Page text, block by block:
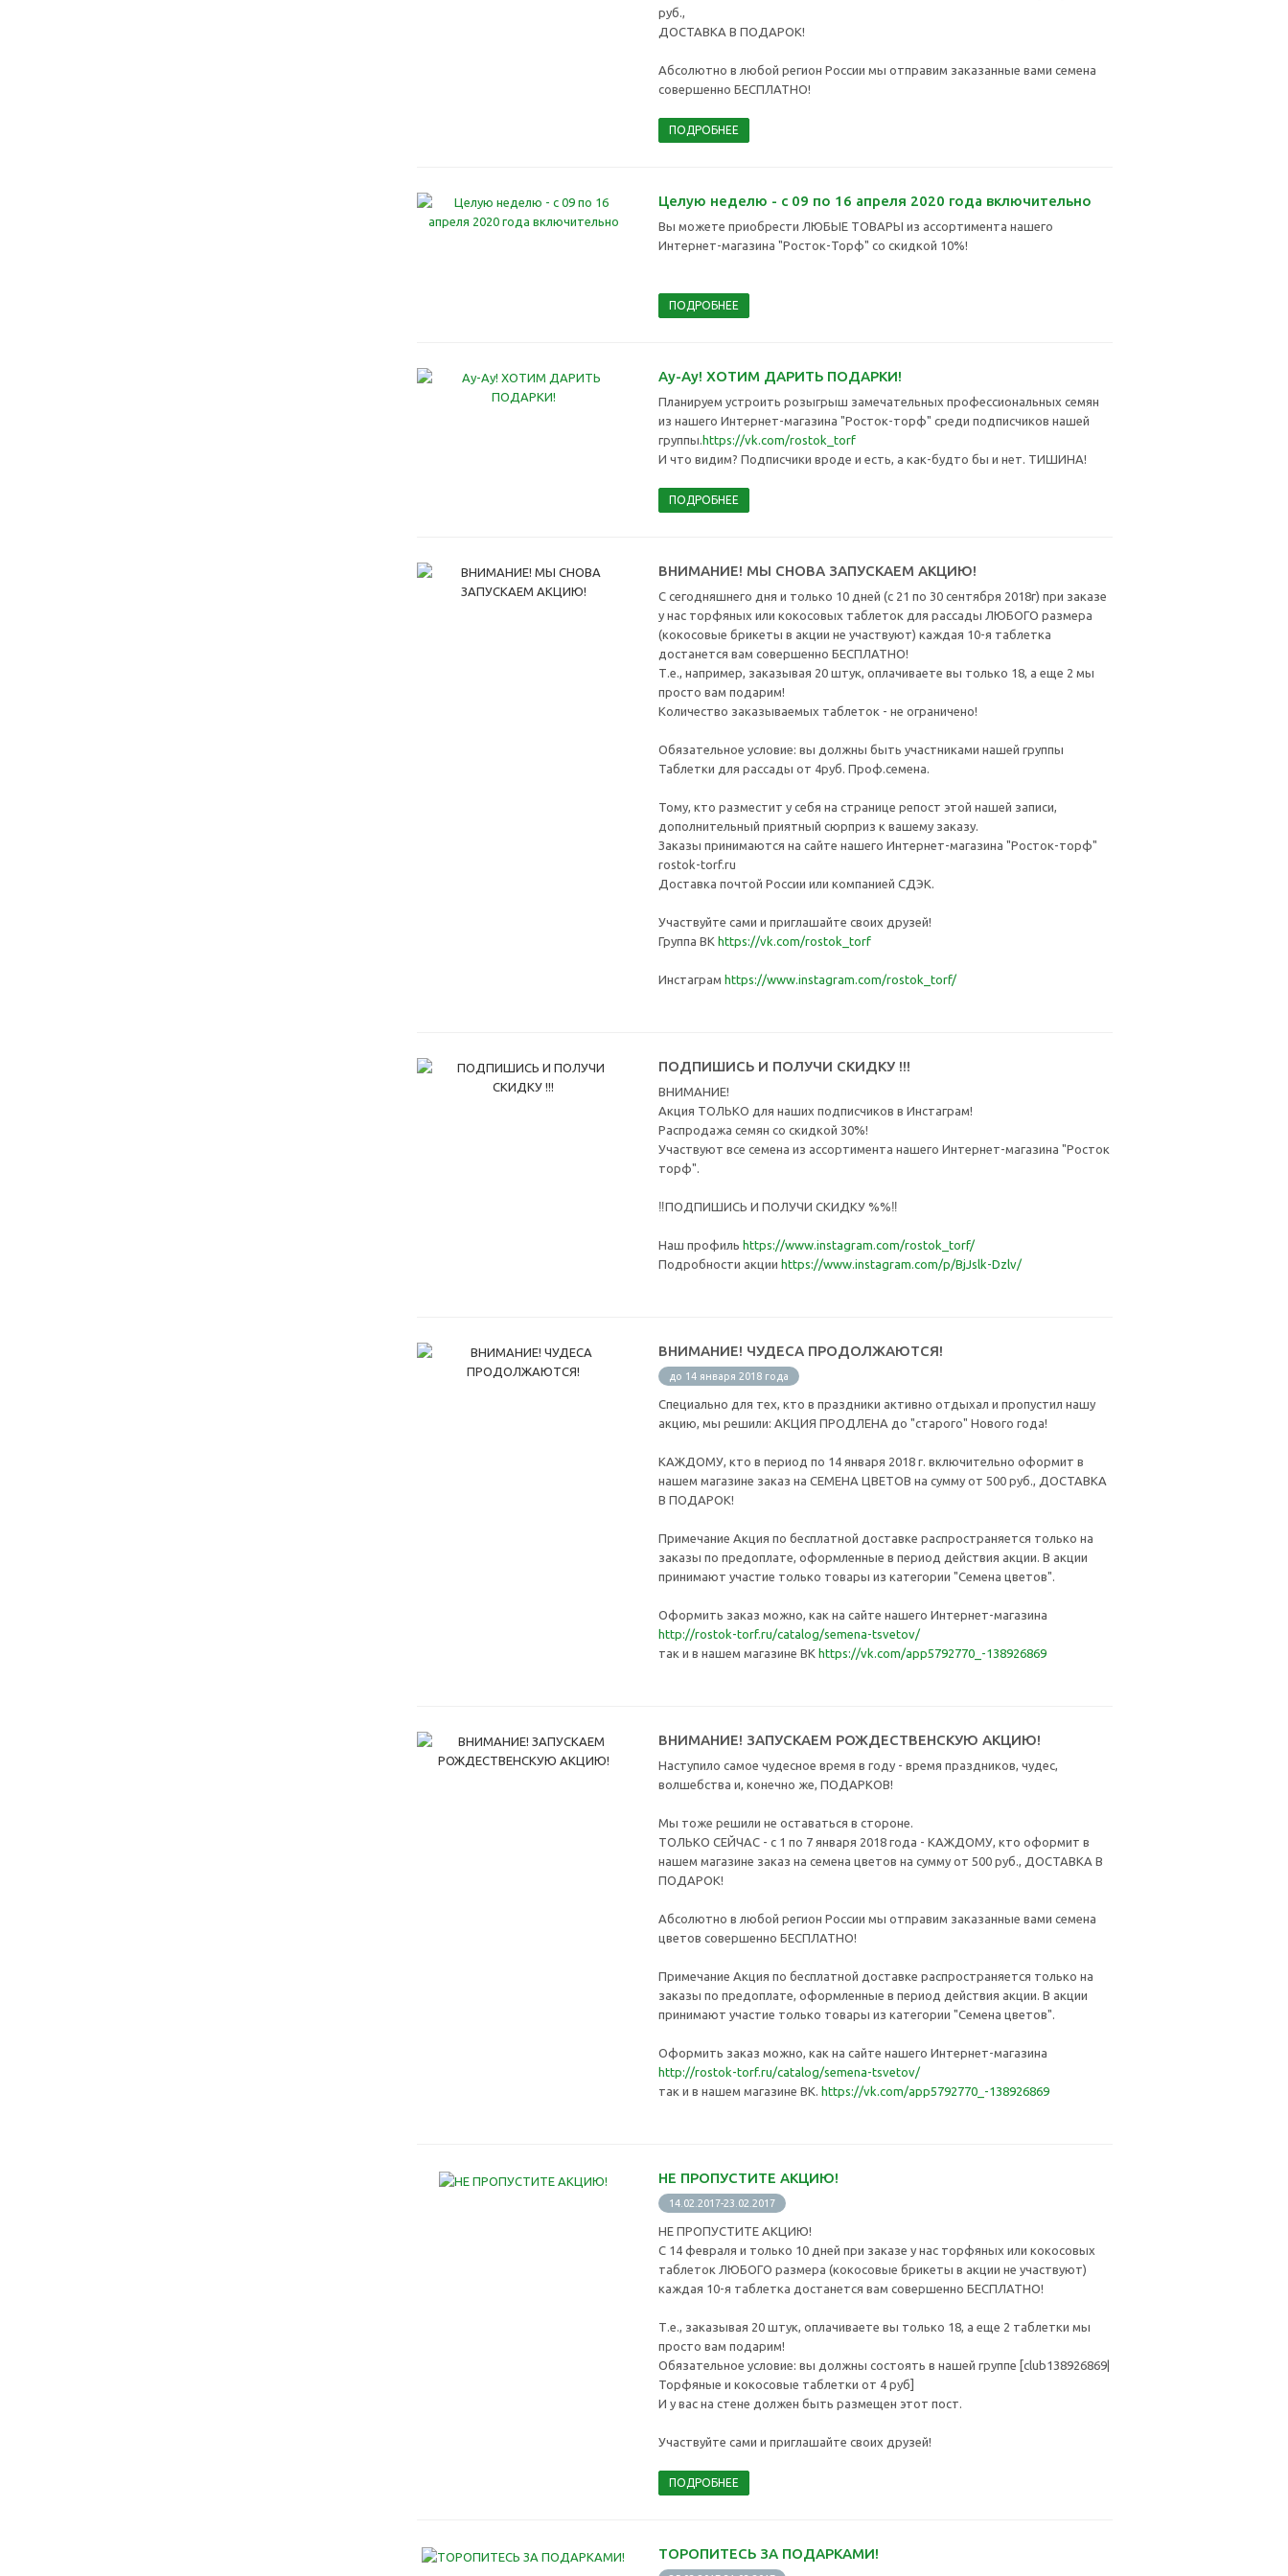
руб.,
ДОСТАВКА В ПОДАРОК!
Абсолютно в любой регион России мы отправим заказанные вами семена
совершенно БЕСПЛАТНО!
ПОДРОБНЕЕ
Целую неделю - с 09 по 16 апреля 2020 года включительно
Вы можете приобрести ЛЮБЫЕ ТОВАРЫ из ассортимента нашего
Интернет-магазина "Росток-Торф" со скидкой 10%!
ПОДРОБНЕЕ
Ау-Ау! ХОТИМ ДАРИТЬ ПОДАРКИ!
Планируем устроить розыгрыш замечательных профессиональных семян
из нашего Интернет-магазина "Росток-торф" среди подписчиков нашей
группы. https://vk.com/rostok_torf
И что видим? Подписчики вроде и есть, а как-будто бы и нет. ТИШИНА!
ПОДРОБНЕЕ
ВНИМАНИЕ! МЫ СНОВА ЗАПУСКАЕМ АКЦИЮ!
С сегодняшнего дня и только 10 дней (с 21 по 30 сентября 2018г) при заказе
у нас торфяных или кокосовых таблеток для рассады ЛЮБОГО размера
(кокосовые брикеты в акции не участвуют) каждая 10-я таблетка
достанется вам совершенно БЕСПЛАТНО!
Т.е., например, заказывая 20 штук, оплачиваете вы только 18, а еще 2 мы
просто вам подарим!
Количество заказываемых таблеток - не ограничено!
Обязательное условие: вы должны быть участниками нашей группы
Таблетки для рассады от 4руб. Проф.семена.
Тому, кто разместит у себя на странице репост этой нашей записи,
дополнительный приятный сюрприз к вашему заказу.
Заказы принимаются на сайте нашего Интернет-магазина "Росток-торф"
rostok-torf.ru
Доставка почтой России или компанией СДЭК.
Участвуйте сами и приглашайте своих друзей!
Группа ВК https://vk.com/rostok_torf
Инстаграм https://www.instagram.com/rostok_torf/
ПОДПИШИСЬ И ПОЛУЧИ СКИДКУ !!!
ВНИМАНИЕ!
Акция ТОЛЬКО для наших подписчиков в Инстаграм!
Распродажа семян со скидкой 30%!
Участвуют все семена из ассортимента нашего Интернет-магазина "Росток
торф".
‼ПОДПИШИСЬ И ПОЛУЧИ СКИДКУ %%‼
Наш профиль https://www.instagram.com/rostok_torf/
Подробности акции https://www.instagram.com/p/BjJslk-Dzlv/
ВНИМАНИЕ! ЧУДЕСА ПРОДОЛЖАЮТСЯ!
до 14 января 2018 года
Специально для тех, кто в праздники активно отдыхал и пропустил нашу
акцию, мы решили: АКЦИЯ ПРОДЛЕНА до "старого" Нового года!
КАЖДОМУ, кто в период по 14 января 2018 г. включительно оформит в
нашем магазине заказ на СЕМЕНА ЦВЕТОВ на сумму от 500 руб., ДОСТАВКА
В ПОДАРОК!
Примечание Акция по бесплатной доставке распространяется только на
заказы по предоплате, оформленные в период действия акции. В акции
принимают участие только товары из категории "Семена цветов".
Оформить заказ можно, как на сайте нашего Интернет-магазина
http://rostok-torf.ru/catalog/semena-tsvetov/
так и в нашем магазине ВК https://vk.com/app5792770_-138926869
ВНИМАНИЕ! ЗАПУСКАЕМ РОЖДЕСТВЕНСКУЮ АКЦИЮ!
Наступило самое чудесное время в году - время праздников, чудес,
волшебства и, конечно же, ПОДАРКОВ!
Мы тоже решили не оставаться в стороне.
ТОЛЬКО СЕЙЧАС - с 1 по 7 января 2018 года - КАЖДОМУ, кто оформит в
нашем магазине заказ на семена цветов на сумму от 500 руб., ДОСТАВКА В
ПОДАРОК!
Абсолютно в любой регион России мы отправим заказанные вами семена
цветов совершенно БЕСПЛАТНО!
Примечание Акция по бесплатной доставке распространяется только на
заказы по предоплате, оформленные в период действия акции. В акции
принимают участие только товары из категории "Семена цветов".
Оформить заказ можно, как на сайте нашего Интернет-магазина
http://rostok-torf.ru/catalog/semena-tsvetov/
так и в нашем магазине ВК. https://vk.com/app5792770_-138926869
НЕ ПРОПУСТИТЕ АКЦИЮ!
14.02.2017-23.02.2017
НЕ ПРОПУСТИТЕ АКЦИЮ!
С 14 февраля и только 10 дней при заказе у нас торфяных или кокосовых
таблеток ЛЮБОГО размера (кокосовые брикеты в акции не участвуют)
каждая 10-я таблетка достанется вам совершенно БЕСПЛАТНО!
Т.е., заказывая 20 штук, оплачиваете вы только 18, а еще 2 таблетки мы
просто вам подарим!
Обязательное условие: вы должны состоять в нашей группе [club138926869|
Торфяные и кокосовые таблетки от 4 руб]
И у вас на стене должен быть размещен этот пост.
Участвуйте сами и приглашайте своих друзей!
ПОДРОБНЕЕ
ТОРОПИТЕСЬ ЗА ПОДАРКАМИ!